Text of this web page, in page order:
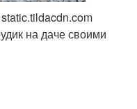
на даче своими